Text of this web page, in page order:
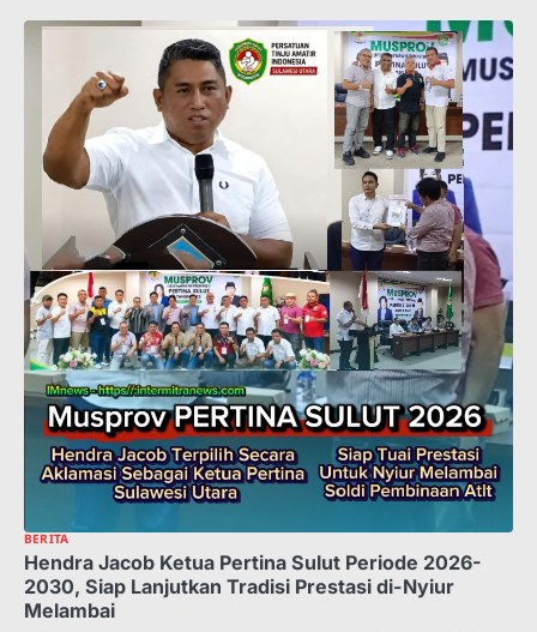
BERITA
Hendra Jacob Ketua Pertina Sulut Periode 2026-
2030, Siap Lanjutkan Tradisi Prestasi di-Nyiur
Melambai